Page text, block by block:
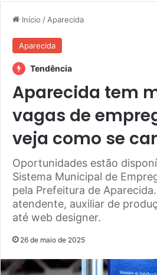
Início / Aparecida
Aparecida
Tendência
Aparecida tem
vagas de
veja como se
Oportunidades estão
Sistema Municipal de
pela Prefeitura de
atendente, auxiliar de
até web designer.
26 de maio de 2025